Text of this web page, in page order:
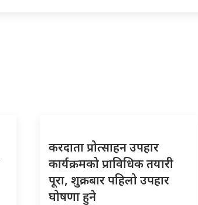
करदाता प्रोत्साहन उपहार
कार्यक्रमको प्राविधिक तयारी
पूरा, शुक्रबार पहिलो उपहार
घोषणा हुने